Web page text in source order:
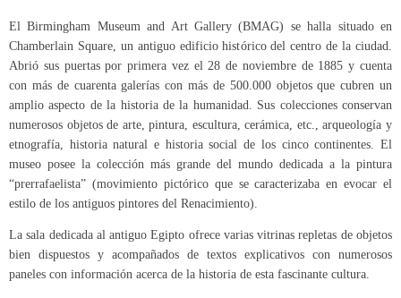
El Birmingham Museum and Art Gallery (BMAG) se halla situado en
Chamberlain Square, un antiguo edificio histórico del centro de la ciudad.
Abrió sus puertas por primera vez el 28 de noviembre de 1885 y cuenta
con más de cuarenta galerías con más de 500.000 objetos que cubren un
amplio aspecto de la historia de la humanidad. Sus colecciones conservan
numerosos objetos de arte, pintura, escultura, cerámica, etc., arqueología y
etnografía, historia natural e historia social de los cinco continentes. El
museo posee la colección más grande del mundo dedicada a la pintura
“prerrafaelista” (movimiento pictórico que se caracterizaba en evocar el
estilo de los antiguos pintores del Renacimiento).
La sala dedicada al antiguo Egipto ofrece varias vitrinas repletas de objetos
bien dispuestos y acompañados de textos explicativos con numerosos
paneles con información acerca de la historia de esta fascinante cultura.